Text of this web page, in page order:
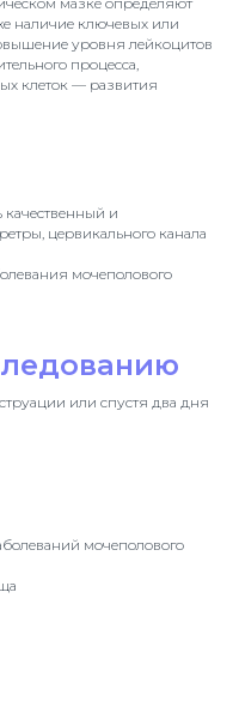
наличие ключевых или
уровня лейкоцитов
процесса,
клеток — развития
и
цервикального канала
мочеполового
или спустя два дня
мочеполового